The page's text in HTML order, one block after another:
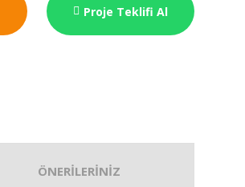
Proje Teklifi Al
ÖNERİLERİNİZ